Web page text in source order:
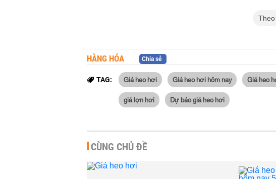
Theo
HÀNG HÓA Chia sẻ
TAG: Giá heo hơi Giá heo hơi hôm nay Giá heo
giá lợn hơi Dự báo giá heo hơi
CÙNG CHỦ ĐỀ
Giá heo hơi hôm nay 6/8: